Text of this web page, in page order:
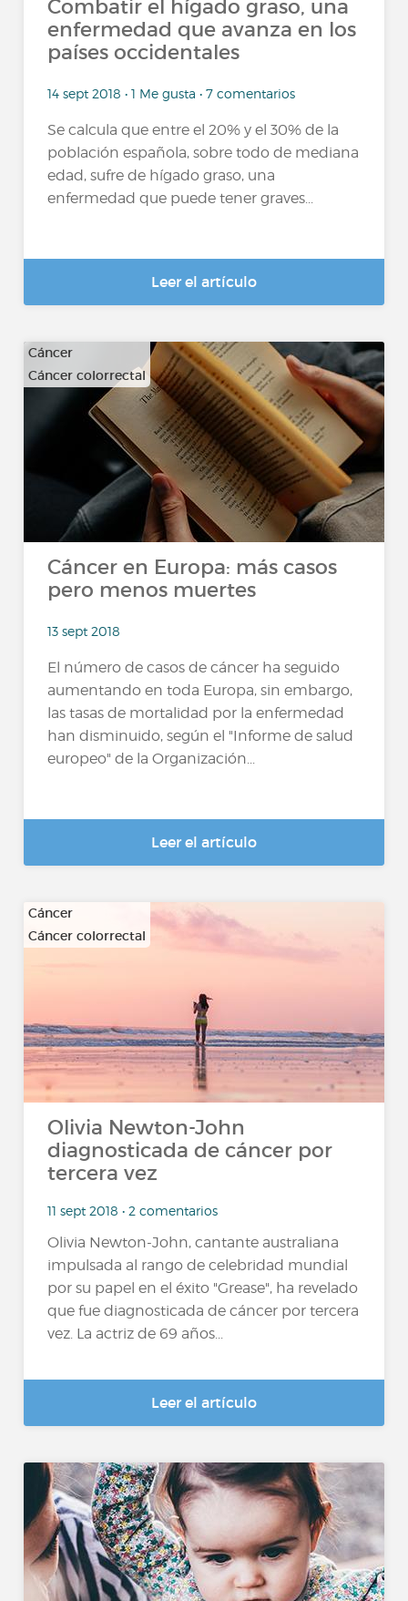
Combatir el hígado graso, una
enfermedad que avanza en los
países occidentales
14 sept 2018 • 1 Me gusta • 7 comentarios
Se calcula que entre el 20% y el 30% de la
población española, sobre todo de mediana
edad, sufre de hígado graso, una
enfermedad que puede tener graves...
Leer el artículo
Cáncer
Cáncer colorrectal
Cáncer en Europa: más casos
pero menos muertes
13 sept 2018
El número de casos de cáncer ha seguido
aumentando en toda Europa, sin embargo,
las tasas de mortalidad por la enfermedad
han disminuido, según el "Informe de salud
europeo" de la Organización...
Leer el artículo
Cáncer
Cáncer colorrectal
Olivia Newton-John
diagnosticada de cáncer por
tercera vez
11 sept 2018 • 2 comentarios
Olivia Newton-John, cantante australiana
impulsada al rango de celebridad mundial
por su papel en el éxito "Grease", ha revelado
que fue diagnosticada de cáncer por tercera
vez. La actriz de 69 años...
Leer el artículo